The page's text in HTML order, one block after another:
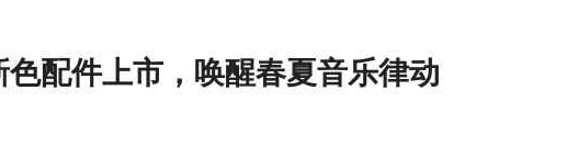
配件上市，唤醒春夏音乐律动